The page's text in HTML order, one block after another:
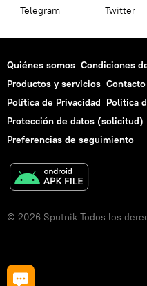
Telegram Twitter
Quiénes somos Condiciones
Productos y servicios Contacto
Política de Privacidad Politica
Protección de datos (solicitud)
Preferencias de seguimiento
© 2026 Sputnik Todos los